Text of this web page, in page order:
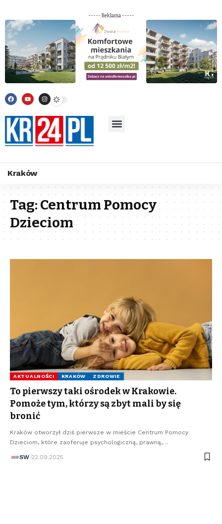
----- Reklama -----
Kraków
Tag:Centrum Pomocy
Dzieciom
AKTUALNOŚCI KRAKÓW ZDROWIE
To pierwszy taki ośrodek w Krakowie.
Pomoże tym, którzy są zbyt mali by się
bronić
Kraków otworzył dziś pierwsze w mieście Centrum Pomocy
Dzieciom, które zaoferuje psychologiczną, prawną,…
SW 22.09.2025